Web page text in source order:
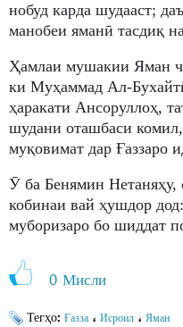
нобуд карда шудааст;
манобеи яманӣ тасдиқ
Ҳамлаи мушакии Яман
ки Муҳаммад Ал-
ҳаракати Ансоруллоҳ,
шудани оташбаси комил,
муқовимат дар Ғаззаро
Ӯ ба Бенямин Нетаняҳу,
кобинаи вай ҳушдор
муборизаро бо шиддат
0 Мисли
Тегҳо: Ғазза ، Исроил ، Яман